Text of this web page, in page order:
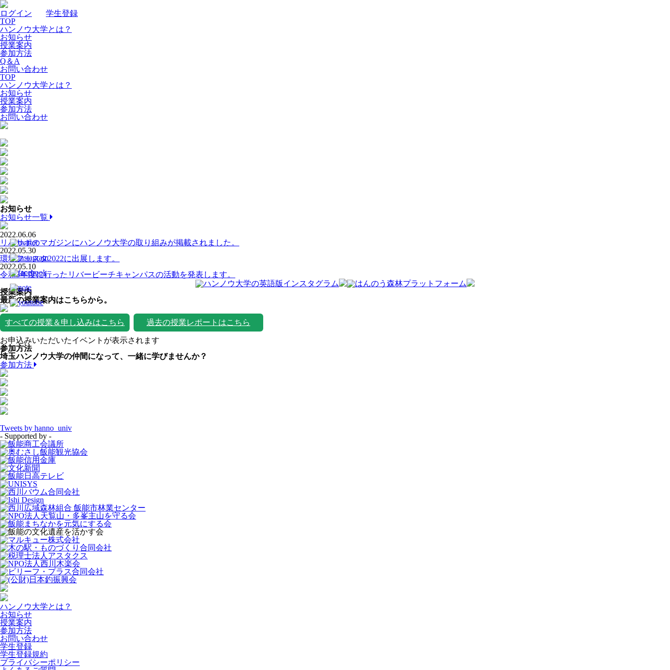
ログイン
学生登録
TOP
ハンノウ大学とは？
お知らせ
授業案内
参加方法
Q＆A
お問い合わせ
TOP
ハンノウ大学とは？
お知らせ
授業案内
参加方法
お問い合わせ
お知らせ
お知らせ一覧
2022.06.06
リバサポのマガジンにハンノウ大学の取り組みが掲載されました。
2022.05.30
環境フェスタ2022に出展します。
2022.05.10
令和3年度に行ったリバービーチキャンパスの活動を発表します。
授業案内
最新の授業案内はこちらから。
すべての授業＆申し込みはこちら 過去の授業レポートはこちら
お申込みいただいたイベントが表示されます
参加方法
埼玉ハンノウ大学の仲間になって、一緒に学びませんか？
参加方法
Tweets by hanno_univ
- Supported by -
ハンノウ大学とは？
お知らせ
授業案内
参加方法
お問い合わせ
学生登録
学生登録規約
プライバシーポリシー